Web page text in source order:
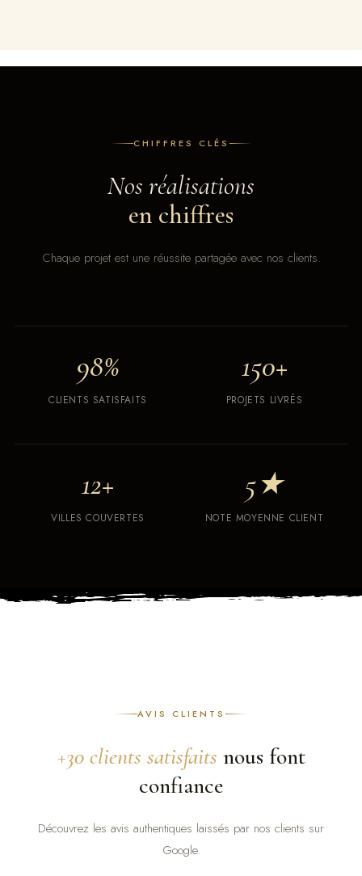
CHIFFRES CLÉS
Nos réalisations
en chiffres
Chaque projet est une réussite partagée avec nos clients.
98%
CLIENTS SATISFAITS
150+
PROJETS LIVRÉS
12+
VILLES COUVERTES
5★
NOTE MOYENNE CLIENT
AVIS CLIENTS
+30 clients satisfaits nous font
confiance
Découvrez les avis authentiques laissés par nos clients sur
Google.